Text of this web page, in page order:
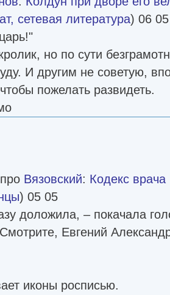
сетевая литература) 06 05
но по сути
И другим не советую,
пожелать развидеть.
про Вязовский: Кодекс врача
) 05 05
доложила, – покачала
Евгений
иконы росписью.